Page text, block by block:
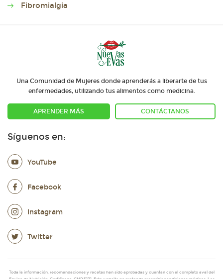
Fibromialgia
Una Comunidad de Mujeres donde aprenderás a liberarte de tus
enfermedades, utilizando tus alimentos como medicina.
APRENDER MÁS CONTÁCTANOS
Síguenos en:
YouTube
Facebook
Instagram
Twitter
Toda la información, recomendaciones y recetas han sido aprobadas y cuentan con el completo aval del